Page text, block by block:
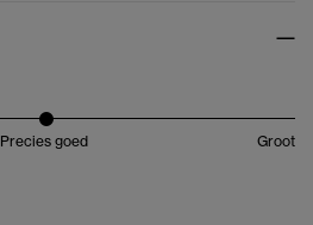
Precies goed Groot